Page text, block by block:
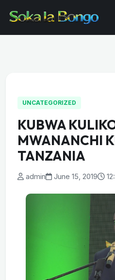
UNCATEGORIZED
KUBWA
MWANANCHI
TANZANIA
admin June 15, 2019